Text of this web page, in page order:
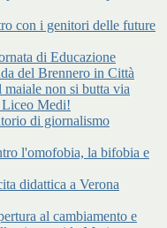
con i genitori delle future
di Educazione
del Brennero in Città
non si butta via
Medi!
di giornalismo
l'omofobia, la bifobia e
didattica a Verona
al cambiamento e